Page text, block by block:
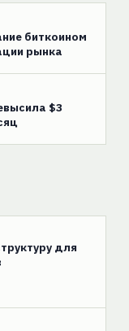
биткоином
рынка
$3
для